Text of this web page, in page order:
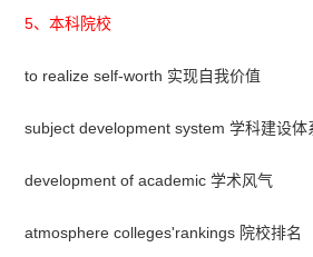
5、本科院校
to realize self-worth 实现自我价值
subject development system 学科建设体
development of academic 学术风气
atmosphere colleges'rankings 院校排名